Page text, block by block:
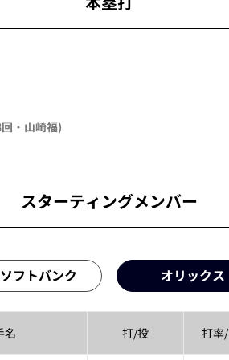
・ 山崎福)
スターティングメンバー
フトバンク オリックス
名 打/投 打率/